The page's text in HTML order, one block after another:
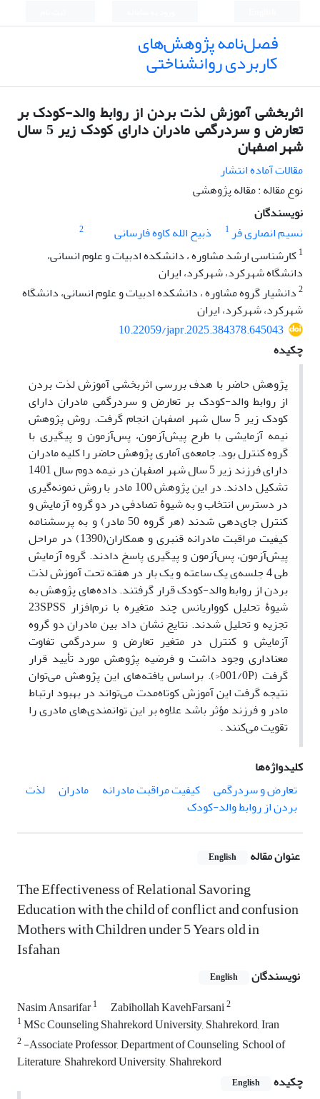
فصل‌نامه پژوهش‌های
کاربردی روانشناختی
اثربخشی آموزش لذت بردن از روابط والد-کودک بر
تعارض و سردرگمی مادران دارای کودک زیر 5 سال
شهر اصفهان
مقالات آماده انتشار
نوع مقاله : مقاله پژوهشی
نویسندگان
نسیم انصاری فر1 ذبیح الله کاوه فارسانی
2
1کارشناسی ارشد مشاوره ، دانشکده ادبیات و علوم انسانی،
دانشگاه شهرکرد، شهرکرد، ایران
2دانشیار گروه مشاوره ، دانشکده ادبیات و علوم انسانی، دانشگاه
شهرکرد، شهرکرد، ایران
10.22059/japr.2025.384378.645043
چکیده
پژوهش حاضر با هدف بررسی اثربخشی آموزش لذت بردن
از روابط والد-کودک بر تعارض و سردرگمی مادران دارای
کودک زیر 5 سال شهر اصفهان انجام گرفت. روش پژوهش
نیمه آزمایشی با طرح پیش‌آزمون، پس‌آزمون و پیگیری با
گروه کنترل بود. جامعه‌ی آماری پژوهش حاضر را کلیه مادران
دارای فرزند زیر 5 سال شهر اصفهان در نیمه دوم سال 1401
تشکیل دادند. در این پژوهش 100 مادر با روش نمونه‌گیری
در دسترس انتخاب و به شیوۀ تصادفی در دو گروه آزمایش و
کنترل جای‌دهی شدند (هر گروه 50 مادر) و به پرسشنامه‌
کیفیت مراقبت مادرانه قنبری و همکاران(1390) در مراحل
پیش‌آزمون، پس‌آزمون و پیگیری پاسخ دادند. گروه آزمایش
طی 4 جلسه‌ی یک ساعته و یک بار در هفته تحت آموزش لذت
بردن از روابط والد-کودک قرار گرفتند. داده‌های پژوهش به
شیوۀ تحلیل کوواریانس چند متغیره با نرم‌افزار 23SPSS
تجزیه و تحلیل شدند. نتایج نشان داد بین مادران دو گروه
آزمایش و کنترل در متغیر تعارض و سردرگمی تفاوت
معناداری وجود داشت و فرضیه پژوهش مورد تأیید قرار
گرفت (001/0P<). براساس یافته‌های این پژوهش می‌توان
نتیجه گرفت این آموزش کوتاه‌مدت می‌تواند در بهبود ارتباط
مادر و فرزند مؤثر باشد علاوه بر این توانمندی‌های مادری را
تقویت می‌کنند .
کلیدواژه‌ها
تعارض و سردرگمی
کیفیت مراقبت مادرانه مادران
لذت
بردن از روابط والد-کودک
عنوان مقاله English
The Effectiveness of Relational Savoring
Education with the child of conflict and confusion
Mothers with Children under 5 Years old in
Isfahan
نویسندگان English
Nasim Ansarifar1 Zabihollah KavehFarsani2
1MSc Counseling Shahrekord University, Shahrekord, Iran
2-Associate Professor, Department of Counseling, School of
Literature, Shahrekord University, Shahrekord
چکیده
English